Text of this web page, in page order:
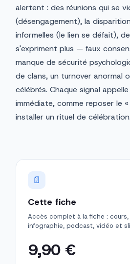
alertent : des réunions qui se
(désengagement), la
informelles (le lien se défait),
s'expriment plus — faux
manque de sécurité
de clans, un turnover anormal
célébrés. Chaque signal
immédiate, comme reposer le
installer un rituel de
📄
Cette fiche
Accès complet à la fiche :
infographie, podcast, vidéo et
9,90 €